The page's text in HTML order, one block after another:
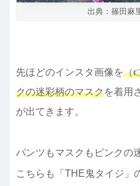
出典：篠田麻
先ほどのインスタ画像を（
クの迷彩柄のマスクを着用
が出てきます。
パンツもマスクもピンクの
こちらも「THE鬼タイジ」